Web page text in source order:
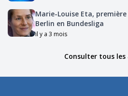
Marie-Louise Eta,
Berlin en Bundesliga
il y a 3 mois
Consulter tous